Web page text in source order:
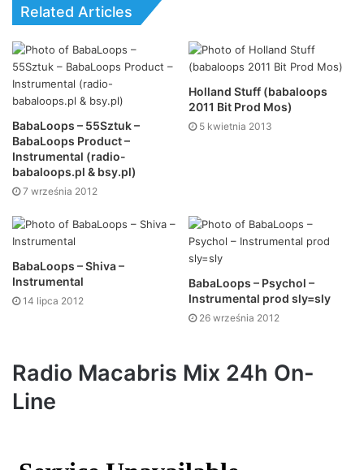
Related Articles
BabaLoops – 55Sztuk –
BabaLoops Product –
Instrumental (radio-
babaloops.pl & bsy.pl)
7 września 2012
Holland Stuff (babaloops
2011 Bit Prod Mos)
5 kwietnia 2013
BabaLoops – Shiva –
Instrumental
14 lipca 2012
BabaLoops – Psychol –
Instrumental prod sly=sly
26 września 2012
Radio Macabris Mix 24h On-
Line